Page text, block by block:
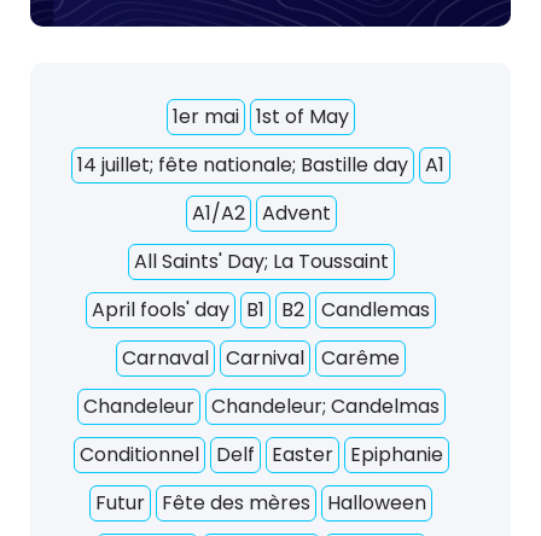
1er mai
1st of May
14 juillet; fête nationale; Bastille day
A1
A1/A2
Advent
All Saints' Day; La Toussaint
April fools' day
B1 B2
Candlemas
Carnaval
Carnival
Carême
Chandeleur
Chandeleur; Candelmas
Conditionnel
Delf Easter
Epiphanie
Futur
Fête des mères
Halloween